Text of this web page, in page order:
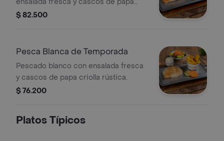
criolla rústica.
$ 82.500
Pesca Blanca de Temporada
Pescado blanco con ensalada fresca
y cascos de papa criolla rústica.
$ 76.200
Platos Típicos